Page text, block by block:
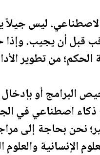
ليس جيلاً
قبل أن يجيب. وإذا
من تطوير
البرامج أو
اصطناعي في
نحن بحاجة إلى
الإنسانية